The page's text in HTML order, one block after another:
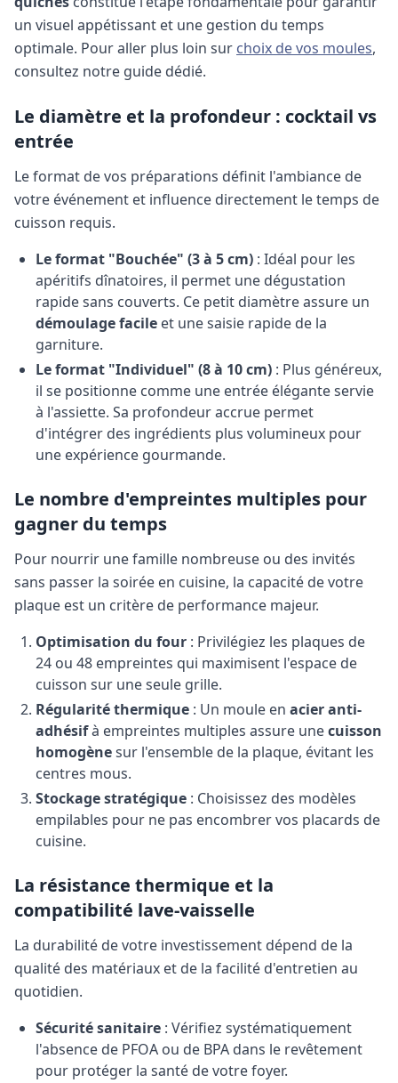
un visuel appétissant et une gestion du temps
optimale. Pour aller plus loin sur choix de vos moules,
consultez notre guide dédié.
Le diamètre et la profondeur : cocktail vs
entrée
Le format de vos préparations définit l'ambiance de
votre événement et influence directement le temps de
cuisson requis.
Le format "Bouchée" (3 à 5 cm) : Idéal pour les
apéritifs dînatoires, il permet une dégustation
rapide sans couverts. Ce petit diamètre assure un
démoulage facile et une saisie rapide de la
garniture.
Le format "Individuel" (8 à 10 cm) : Plus généreux,
il se positionne comme une entrée élégante servie
à l'assiette. Sa profondeur accrue permet
d'intégrer des ingrédients plus volumineux pour
une expérience gourmande.
Le nombre d'empreintes multiples pour
gagner du temps
Pour nourrir une famille nombreuse ou des invités
sans passer la soirée en cuisine, la capacité de votre
plaque est un critère de performance majeur.
Optimisation du four : Privilégiez les plaques de
24 ou 48 empreintes qui maximisent l'espace de
cuisson sur une seule grille.
Régularité thermique : Un moule en acier anti-
adhésifà empreintes multiples assure unecuisson
homogènesur l'ensemble de la plaque, évitant les
centres mous.
Stockage stratégique : Choisissez des modèles
empilables pour ne pas encombrer vos placards de
cuisine.
La résistance thermique et la
compatibilité lave-vaisselle
La durabilité de votre investissement dépend de la
qualité des matériaux et de la facilité d'entretien au
quotidien.
Sécurité sanitaire : Vérifiez systématiquement
l'absence de PFOA ou de BPA dans le revêtement
pour protéger la santé de votre foyer.